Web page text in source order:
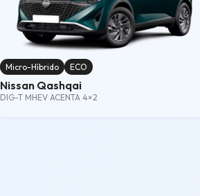
Micro-Híbrido ECO
Nissan Qashqai
DIG-T MHEV ACENTA 4×2